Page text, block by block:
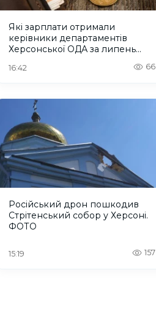
Які зарплати отримали
керівники департаментів
Херсонської ОДА за липень
16:42 66
Російський дрон пошкодив
Стрітенський собор у Херсоні.
ФОТО
15:19 157